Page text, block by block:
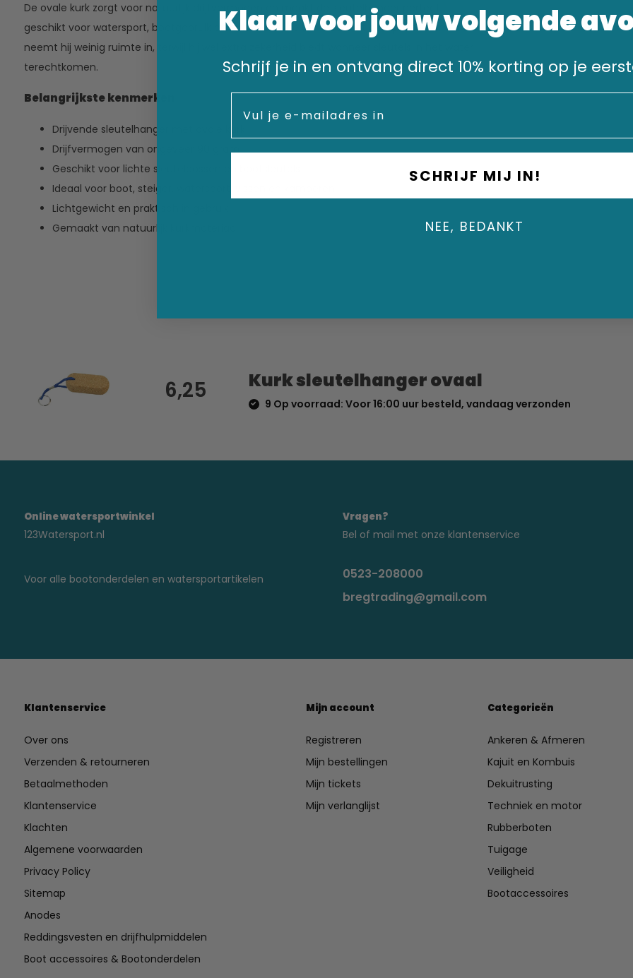
De ovale kurk zorgt voor natuurlijk drijfvermogen en maakt de sleutelhanger perfect
geschikt voor watersport, bootgebruik en buitenactiviteiten. Door het compacte formaat
neemt hij weinig ruimte in, terwijl hij wel extra zekerheid biedt wanneer sleutels in het water
terechtkomen.
Belangrijkste kenmerken
Drijvende sleutelhanger met ovale kurk
Drijfvermogen van ongeveer 90 gram
Geschikt voor lichte sleutelbossen en bootsleutels
Ideaal voor boot, steiger, watersport, vissen en kamperen
Lichtgewicht en praktisch in gebruik
Gemaakt van natuurlijk kurkmateriaal
6,25 Kurk sleutelhanger ovaal
9 Op voorraad: Voor 16:00 uur besteld, vandaag verzonden
Online watersportwinkel
123Watersport.nl
Voor alle bootonderdelen en watersportartikelen
Vragen?
Bel of mail met onze klantenservice
0523-208000
bregtrading@gmail.com
Klantenservice
Over ons
Verzenden & retourneren
Betaalmethoden
Klantenservice
Klachten
Algemene voorwaarden
Privacy Policy
Sitemap
Anodes
Reddingsvesten en drijfhulpmiddelen
Boot accessoires & Bootonderdelen
Mijn account
Registreren
Mijn bestellingen
Mijn tickets
Mijn verlanglijst
Categorieën
Ankeren & Afmeren
Kajuit en Kombuis
Dekuitrusting
Techniek en motor
Rubberboten
Tuigage
Veiligheid
Bootaccessoires
Klaar voor jouw volgende
Schrijf je in en ontvang direct 10% korting op je
SCHRIJF MIJ IN!
NEE, BEDANKT